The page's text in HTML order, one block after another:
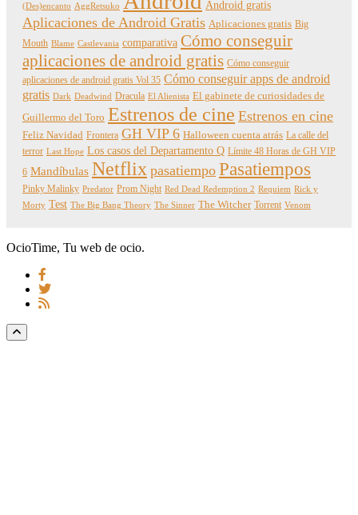
(Des)encanto AggRetsuko Android gratis
Aplicaciones de Android Gratis Aplicaciones gratis Big
Mouth Blame Castlevania comparativa Cómo conseguir
aplicaciones de android gratis Cómo conseguir
aplicaciones de android gratis Vol 35 Cómo conseguir apps de android
gratis Dark Deadwind Dracula El Alienista El gabinete de curiosidades de
Guillermo del Toro Estrenos de cine Estrenos en cine
Feliz Navidad Frontera GH VIP 6 Halloween cuenta atrás La calle del
terror Last Hope Los casos del Departamento Q Límite 48 Horas de GH VIP
6 Mandíbulas Netflix pasatiempo Pasatiempos
Pinky Malinky Predator Prom Night Red Dead Redemption 2 Requiem Rick y
Morty Test The Big Bang Theory The Sinner The Witcher Torrent Venom
OcioTime, Tu web de ocio.